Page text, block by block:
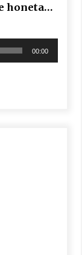
honetako
00:00